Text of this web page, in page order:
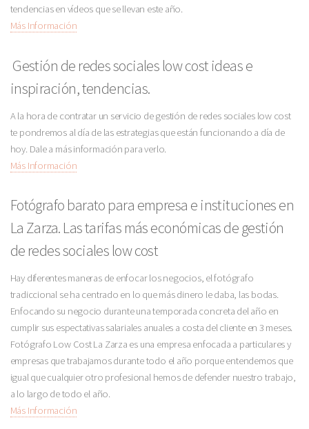
tendencias en vídeos que se llevan este año.
Más Información
Gestión de redes sociales low cost ideas e
inspiración, tendencias.
A la hora de contratar un servicio de gestión de redes sociales low cost
te pondremos al día de las estrategias que están funcionando a día de
hoy. Dale a más información para verlo.
Más Información
Fotógrafo barato para empresa e instituciones en
La Zarza. Las tarifas más económicas de gestión
de redes sociales low cost
Hay diferentes maneras de enfocar los negocios, el fotógrafo
tradiccional se ha centrado en lo que más dinero le daba, las bodas.
Enfocando su negocio durante una temporada concreta del año en
cumplir sus espectativas salariales anuales a costa del cliente en 3 meses.
Fotógrafo Low Cost La Zarza es una empresa enfocada a particulares y
empresas que trabajamos durante todo el año porque entendemos que
igual que cualquier otro profesional hemos de defender nuestro trabajo,
a lo largo de todo el año.
Más Información